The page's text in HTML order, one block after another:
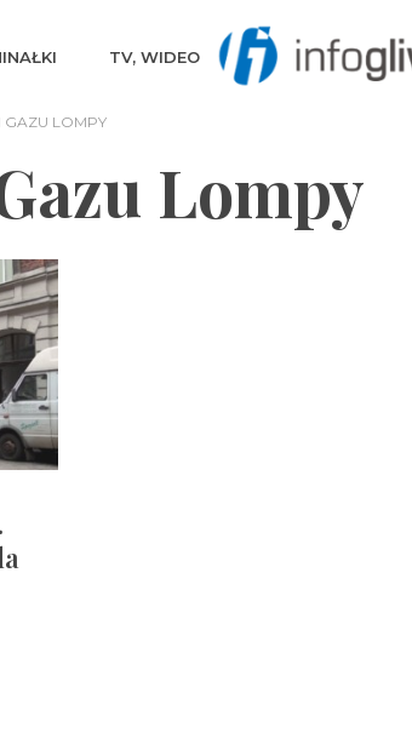
TV, WIDEO
GAZU LOMPY
Lompy